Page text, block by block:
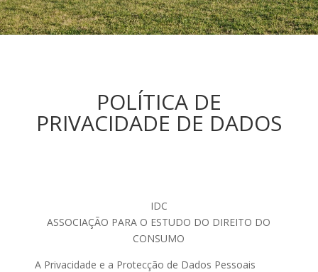
POLÍTICA DE
PRIVACIDADE DE DADOS
IDC
ASSOCIAÇÃO PARA O ESTUDO DO DIREITO DO
CONSUMO
A Privacidade e a Protecção de Dados Pessoais